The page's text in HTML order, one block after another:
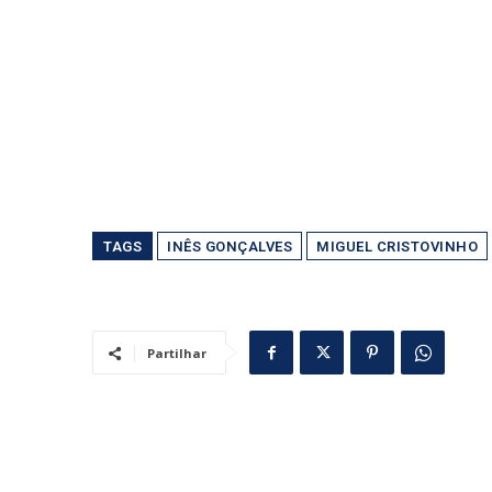
TAGS INÊS GONÇALVES MIGUEL CRISTOVINHO
Partilhar